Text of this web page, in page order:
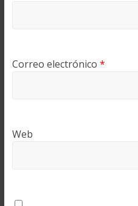
Correo electrónico *
Web